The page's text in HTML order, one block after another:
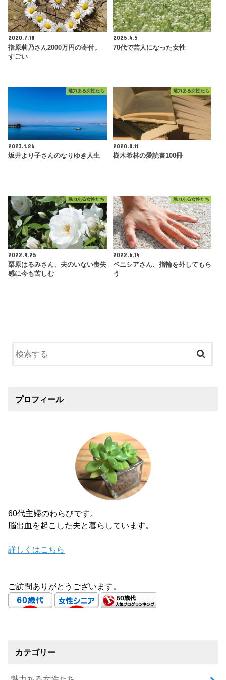
2020.7.18
指原莉乃さん2000万円の寄付。
すごい
2025.4.5
70代で芸人になった女性
魅力ある女性たち
2023.1.26
坂井より子さんのなりゆき人生
魅力ある女性たち
2020.8.11
樹木希林の愛読書100冊
魅力ある女性たち
2022.9.25
栗原はるみさん、夫のいない喪失
感に今も苦しむ
魅力ある女性たち
2022.6.14
ベニシアさん、指輪を外してもら
う
プロフィール
60代主婦のわらびです。
脳出血を起こした夫と暮らしています。
詳しくはこちら
ご訪問ありがとうございます。
カテゴリー